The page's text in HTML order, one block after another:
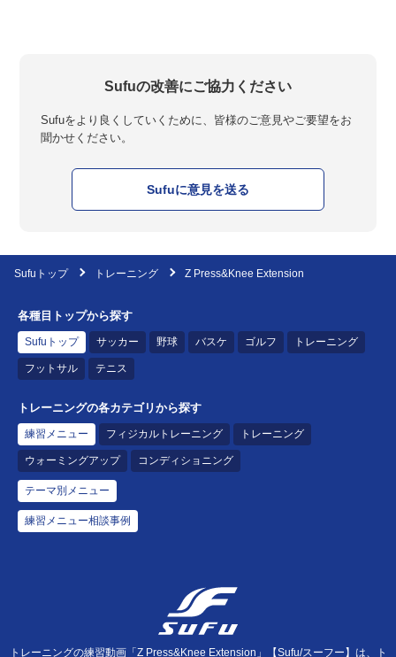
Sufuの改善にご協力ください
Sufuをより良くしていくために、皆様のご意見やご要望をお
聞かせください。
Sufuに意見を送る
Sufuトップ トレーニング Z Press&Knee Extension
各種目トップから探す
Sufuトップ サッカー 野球 バスケ ゴルフ トレーニング
フットサル テニス
トレーニングの各カテゴリから探す
練習メニュー フィジカルトレーニング トレーニング
ウォーミングアップ コンディショニング
テーマ別メニュー
練習メニュー相談事例
トレーニングの練習動画「Z Press&Knee Extension」【Sufu/スーフー】は、ト